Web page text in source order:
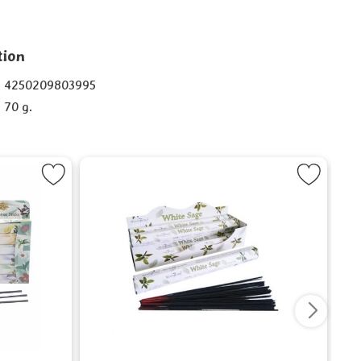
4250209803995
70 g.
- Aromatherapy, Stamford som favorit
Markera Salvia (White Sage),